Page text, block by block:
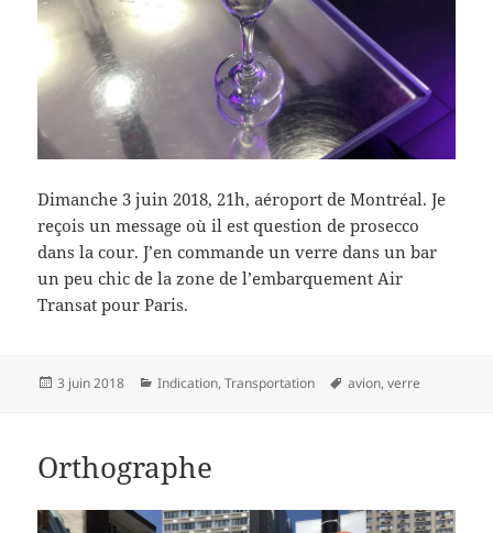
Dimanche 3 juin 2018, 21h, aéroport de Montréal. Je
reçois un message où il est question de prosecco
dans la cour. J’en commande un verre dans un bar
un peu chic de la zone de l’embarquement Air
Transat pour Paris.
Publié
3 juin 2018 Catégories
Indication,Transportation
Mots-
avion,verre
Orthographe